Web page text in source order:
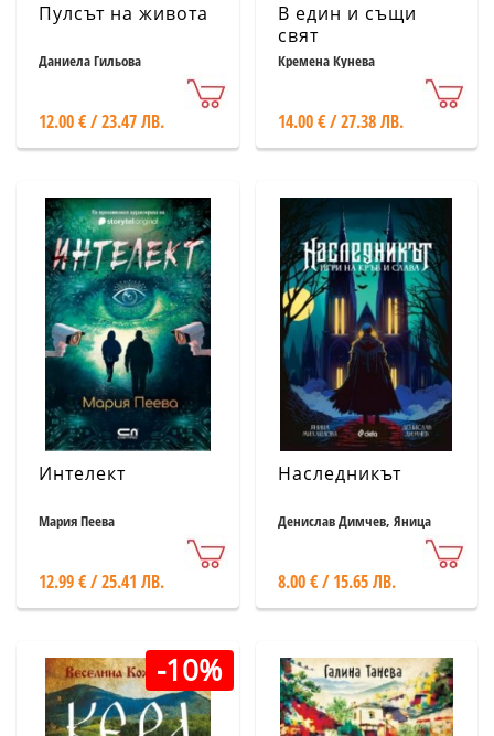
Пулсът на живота
Даниела Гильова
12.00 € / 23.47 ЛВ.
В един и същи
свят
Кремена Кунева
14.00 € / 27.38 ЛВ.
Интелект
Мария Пеева
12.99 € / 25.41 ЛВ.
Наследникът
Денислав Димчев, Яница
8.00 € / 15.65 ЛВ.
-10%